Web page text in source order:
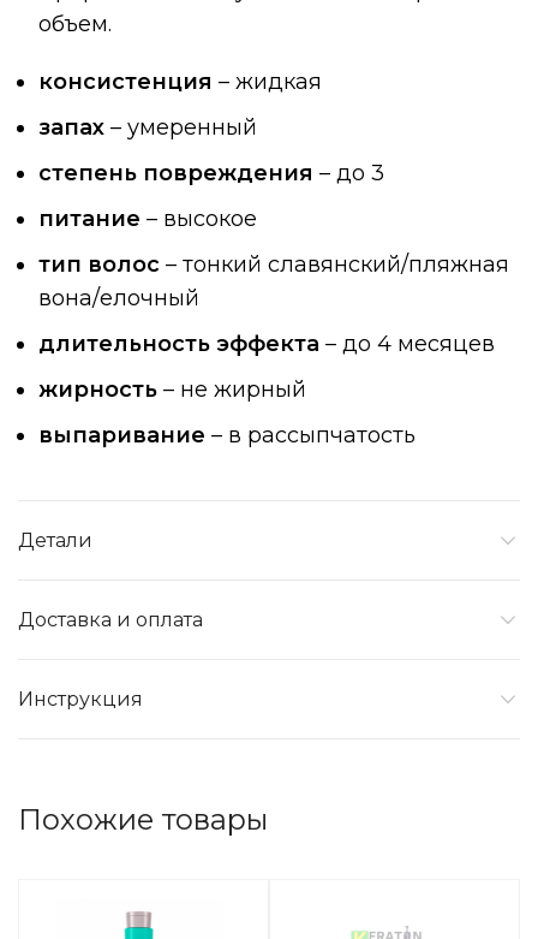
объем.
консистенция – жидкая
запах – умеренный
степень повреждения – до 3
питание – высокое
тип волос – тонкий славянский/пляжная
вона/елочный
длительность эффекта – до 4 месяцев
жирность – не жирный
выпаривание – в рассыпчатость
Детали
Доставка и оплата
Инструкция
Похожие товары